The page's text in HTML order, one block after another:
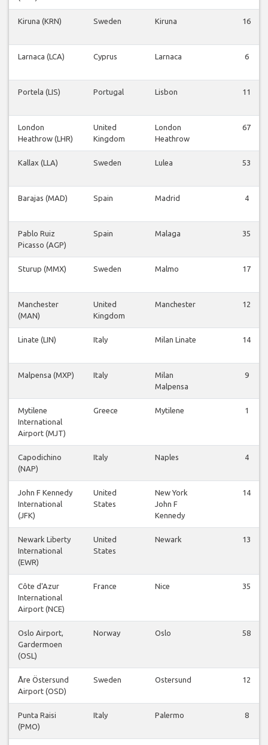
Kiruna (KRN) Sweden Kiruna 16
Larnaca (LCA) Cyprus Larnaca 6
Portela (LIS) Portugal Lisbon 11
London
Heathrow (LHR)
United
Kingdom
London
Heathrow
67
Kallax (LLA) Sweden Lulea 53
Barajas (MAD) Spain Madrid 4
Pablo Ruiz
Picasso (AGP)
Spain Malaga 35
Sturup (MMX) Sweden Malmo 17
Manchester
(MAN)
United
Kingdom
Manchester 12
Linate (LIN) Italy Milan Linate 14
Malpensa (MXP) Italy
Milan
Malpensa
9
Mytilene
International
Airport (MJT)
Greece Mytilene 1
Capodichino
(NAP)
Italy Naples 4
John F Kennedy
International
(JFK)
United
States
New York
John F
Kennedy
14
Newark Liberty
International
(EWR)
United
States
Newark 13
Côte d'Azur
International
Airport (NCE)
France Nice 35
Oslo Airport,
Gardermoen
(OSL)
Norway Oslo 58
Åre Östersund
Airport (OSD)
Sweden Ostersund 12
Punta Raisi
(PMO)
Italy Palermo 8